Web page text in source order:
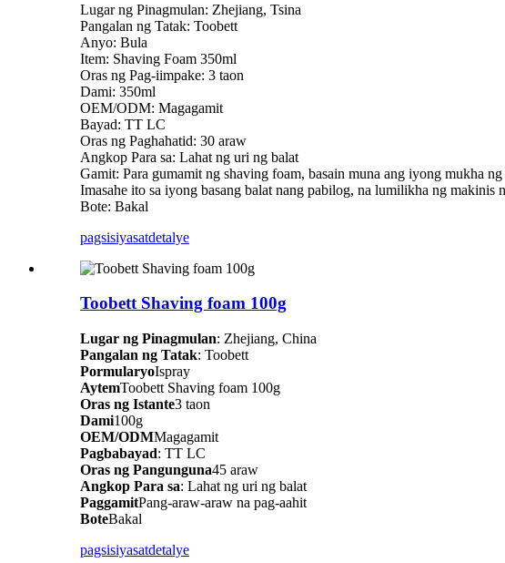
Lugar ng Pinagmulan: Zhejiang, Tsina
Pangalan ng Tatak: Toobett
Anyo: Bula
Item: Shaving Foam 350ml
Oras ng Pag-iimpake: 3 taon
Dami: 350ml
OEM/ODM: Magagamit
Bayad: TT LC
Oras ng Paghahatid: 30 araw
Angkop Para sa: Lahat ng uri ng balat
Gamit: Para gumamit ng shaving foam, basain muna ang iyong mukha
Imasahe ito sa iyong basang balat nang pabilog, na lumilikha ng
Bote: Bakal
pagsisiyasatdetalye
Toobett Shaving foam 100g
Lugar ng Pinagmulan: Zhejiang, China
Pangalan ng Tatak: Toobett
PormularyoIspray
AytemToobett Shaving foam 100g
Oras ng Istante3 taon
Dami100g
OEM/ODMMagagamit
Pagbabayad: TT LC
Oras ng Pangunguna45 araw
Angkop Para sa: Lahat ng uri ng balat
PaggamitPang-araw-araw na pag-aahit
BoteBakal
pagsisiyasatdetalye